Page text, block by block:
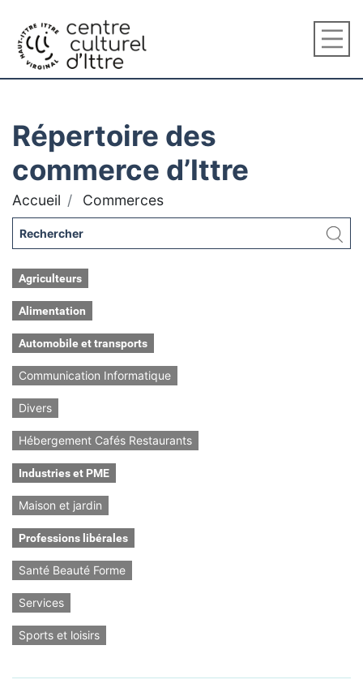
Répertoire des
commerce d’Ittre
Accueil Commerces
Agriculteurs
Alimentation
Automobile et transports
Communication Informatique
Divers
Hébergement Cafés Restaurants
Industries et PME
Maison et jardin
Professions libérales
Santé Beauté Forme
Services
Sports et loisirs